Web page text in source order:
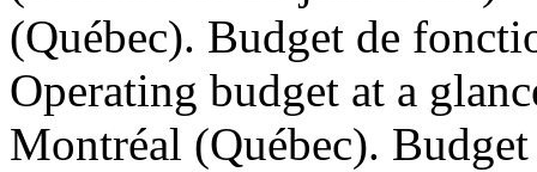
(Québec). Budget de
Operating budget at a
Montréal (Québec).